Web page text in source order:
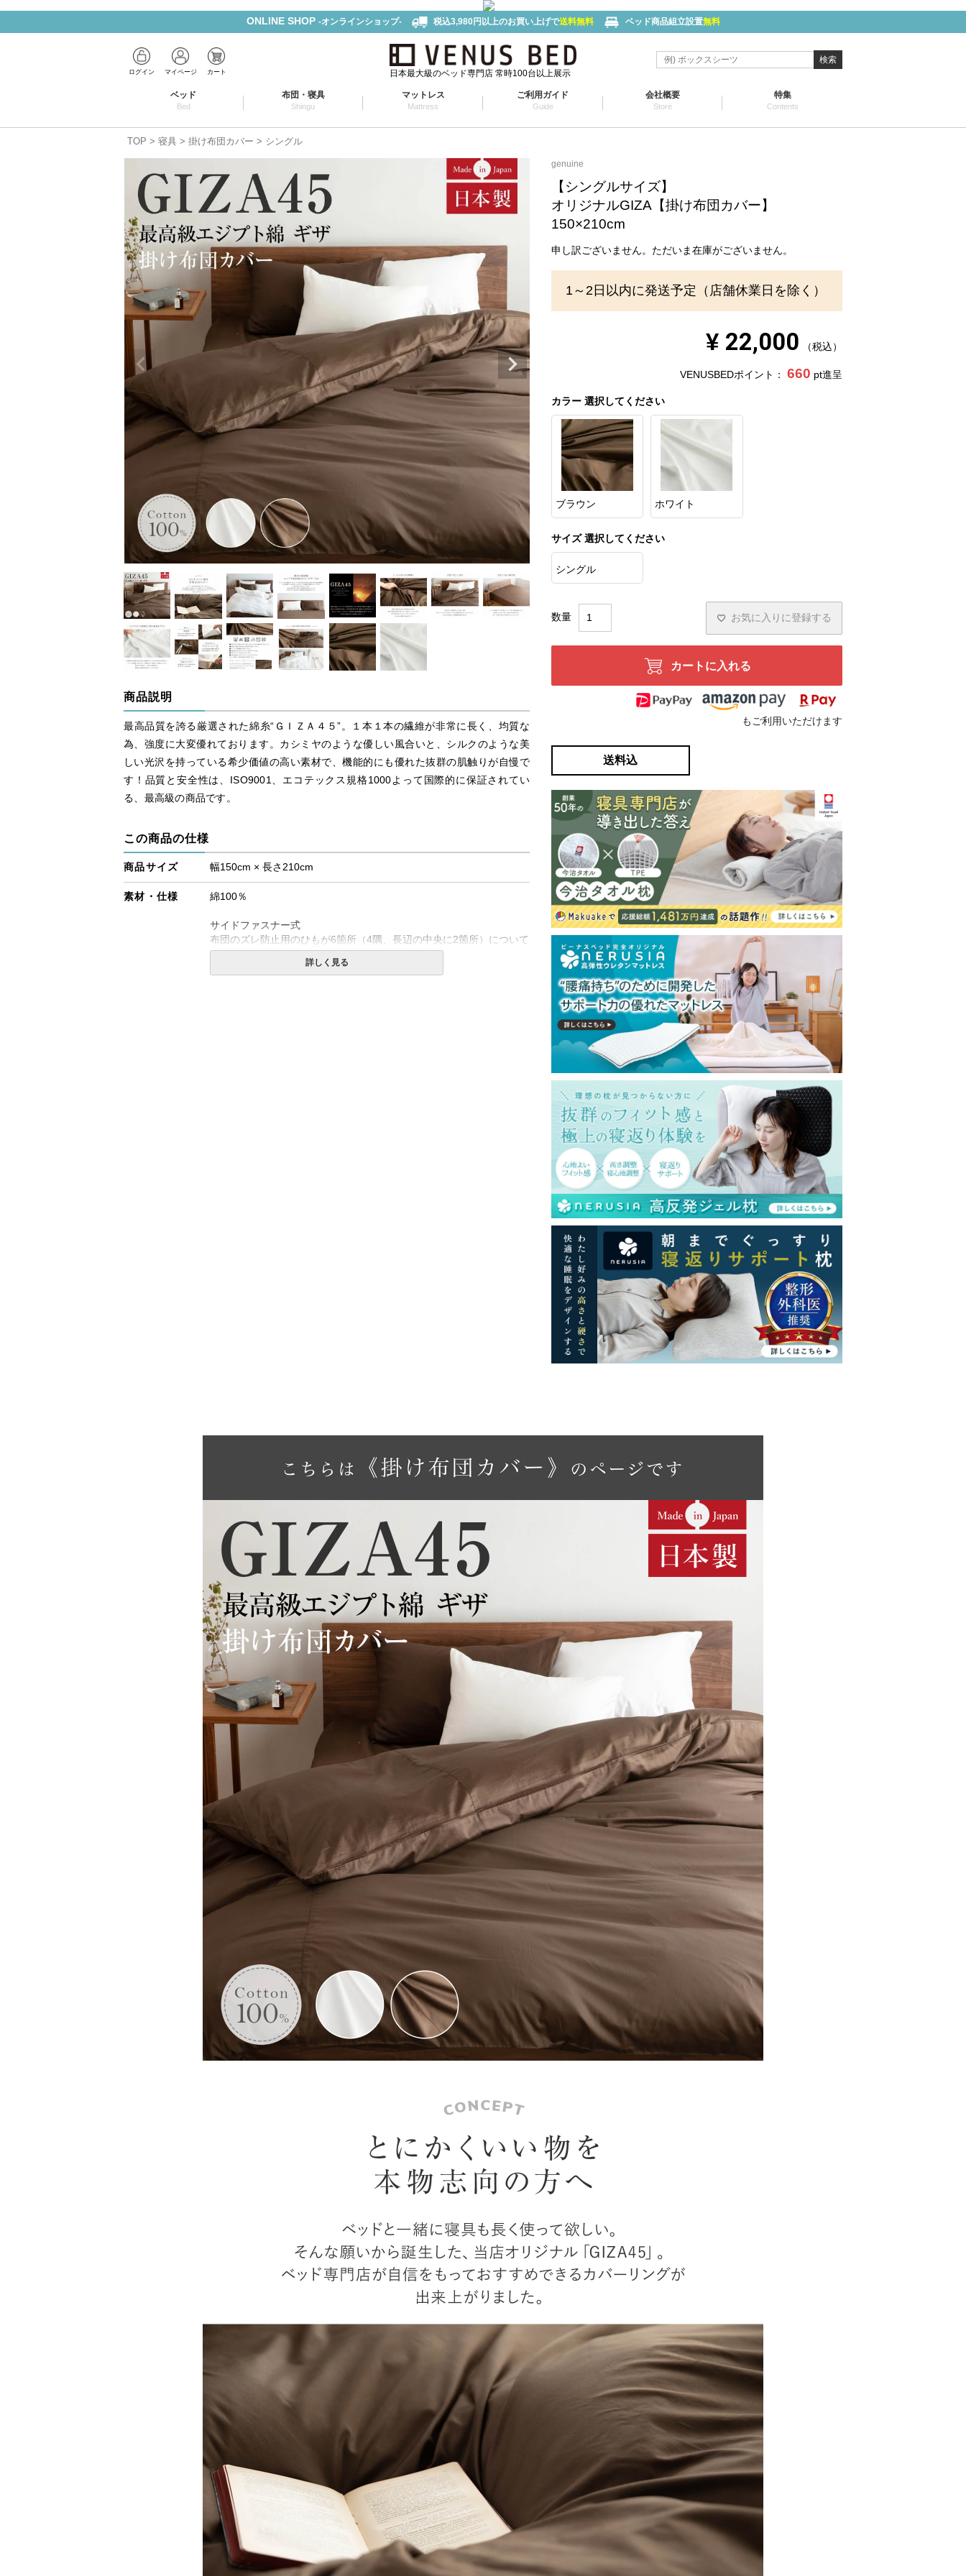
ONLINE SHOP -オンラインショップ- 税込3,980円以上のお買い上げで送料無料 ベッド商品組立設置無料
ログイン マイページ カート 日本最大級のベッド専門店 常時100台以上展示
検索
ベッド
Bed
布団・寝具
Shingu
マットレス
Mattress
ご利用ガイド
Guide
会社概要
Store
特集
Contents
TOP 寝具 掛け布団カバー シングル
商品説明
最高品質を誇る厳選された綿糸“ＧＩＺＡ４５”。１本１本の繊維が非常に長く、均質な
為、強度に大変優れております。カシミヤのような優しい風合いと、シルクのような美
しい光沢を持っている希少価値の高い素材で、機能的にも優れた抜群の肌触りが自慢で
す！品質と安全性は、ISO9001、エコテックス規格1000よって国際的に保証されてい
る、最高級の商品です。
この商品の仕様
商品サイズ 幅150cm × 長さ210cm
素材・仕様 綿100％
サイドファスナー式
布団のズレ防止用のひもが6箇所（4隅、長辺の中央に2箇所）について
います。
詳しく見る
genuine
【シングルサイズ】
オリジナルGIZA【掛け布団カバー】
150×210cm
申し訳ございません。ただいま在庫がございません。
1～2日以内に発送予定（店舗休業日を除く）
¥ 22,000 税込
VENUSBEDポイント： 660 pt進呈
カラー 選択してください
ブラウン ホワイト
サイズ 選択してください
シングル
お気に入りに登録する
カートに入れる
もご利用いただけます
送料込